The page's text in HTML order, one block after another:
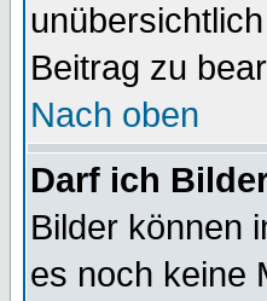
Beitrag zu
Nach oben
Darf ich
Bilder können
es noch keine